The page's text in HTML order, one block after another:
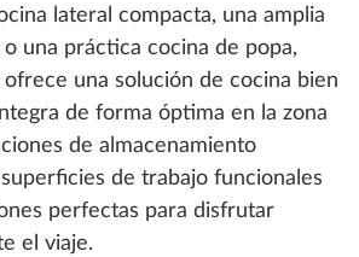
lateral compacta, una amplia
una práctica cocina de popa,
una solución de cocina bien
de forma óptima en la zona
de almacenamiento
de trabajo funcionales
perfectas para disfrutar
el viaje.